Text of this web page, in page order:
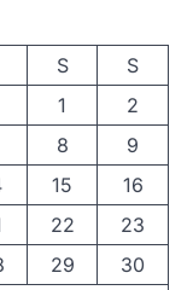
S
S
1
2
8
9
15
16
22
23
29
30